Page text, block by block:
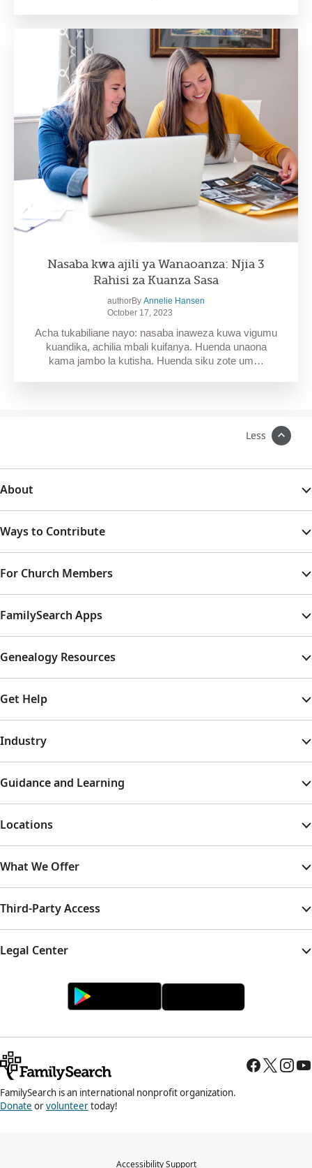
Nasaba kwa ajili ya Wanaoanza: Njia 3
Rahisi za Kuanza Sasa
authorBy Annelie Hansen
October 17, 2023
Acha tukabiliane nayo: nasaba inaweza kuwa vigumu
kuandika, achilia mbali kuifanya. Huenda unaona
kama jambo la kutisha. Huenda siku zote um…